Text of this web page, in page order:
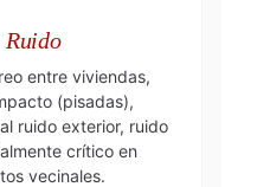
Ruido
entre viviendas,
(pisadas),
ruido exterior, ruido
crítico en
vecinales.